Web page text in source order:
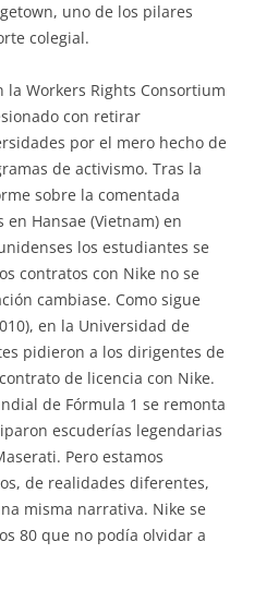
uno de los pilares
colegial.
la Workers Rights Consortium
con retirar
por el mero hecho de
de activismo. Tras la
sobre la comentada
Hansae (Vietnam) en
los estudiantes se
contratos con Nike no se
cambiase. Como sigue
en la Universidad de
pidieron a los dirigentes de
de licencia con Nike.
de Fórmula 1 se remonta
escuderías legendarias
Pero estamos
de realidades diferentes,
misma narrativa. Nike se
80 que no podía olvidar a